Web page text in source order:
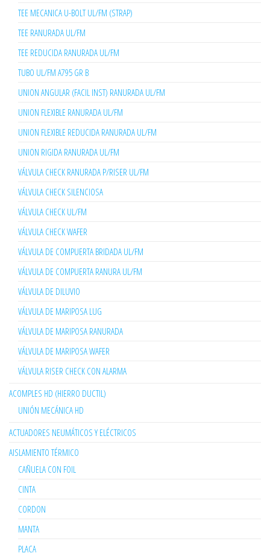
TEE MECANICA U-BOLT UL/FM (STRAP)
TEE RANURADA UL/FM
TEE REDUCIDA RANURADA UL/FM
TUBO UL/FM A795 GR B
UNION ANGULAR (FACIL INST) RANURADA UL/FM
UNION FLEXIBLE RANURADA UL/FM
UNION FLEXIBLE REDUCIDA RANURADA UL/FM
UNION RIGIDA RANURADA UL/FM
VÁLVULA CHECK RANURADA P/RISER UL/FM
VÁLVULA CHECK SILENCIOSA
VÁLVULA CHECK UL/FM
VÁLVULA CHECK WAFER
VÁLVULA DE COMPUERTA BRIDADA UL/FM
VÁLVULA DE COMPUERTA RANURA UL/FM
VÁLVULA DE DILUVIO
VÁLVULA DE MARIPOSA LUG
VÁLVULA DE MARIPOSA RANURADA
VÁLVULA DE MARIPOSA WAFER
VÁLVULA RISER CHECK CON ALARMA
ACOMPLES HD (HIERRO DUCTIL)
UNIÓN MECÁNICA HD
ACTUADORES NEUMÁTICOS Y ELÉCTRICOS
AISLAMIENTO TÉRMICO
CAÑUELA CON FOIL
CINTA
CORDON
MANTA
PLACA